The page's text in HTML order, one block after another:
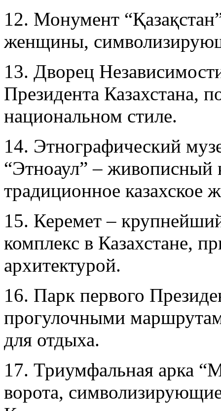
12. Монумент
женщины,
13. Дворец
Президента Казахстана,
национальном стиле.
14. Этнографический
“Этноаул” – живописный
традиционное казахское
15. Керемет –
комплекс в Казахстане,
архитектурой.
16. Парк первого
прогулочными
для отдыха.
17. Триумфальная арка
ворота,